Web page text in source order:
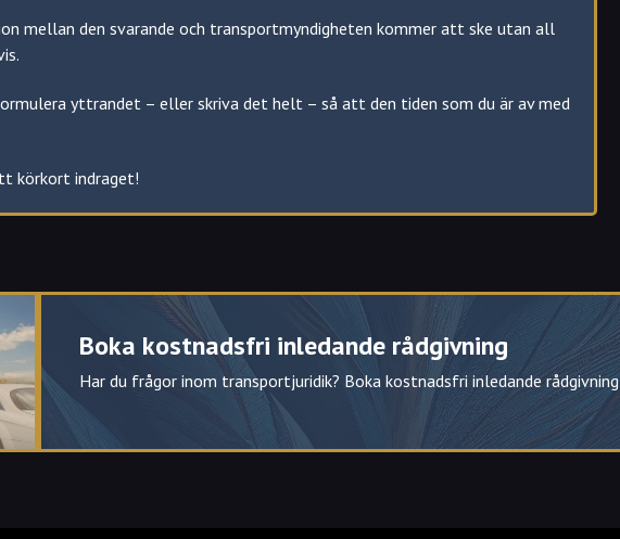
Rönninge
mellan den svarande och transportmyndigheten kommer att ske utan all
yttrandet – eller skriva det helt – så att den tiden som du är av med
körkort indraget!
stöd.
hjälp med t.ex. indraget körkort Södertälje.
Boka kostnadsfri inledande rådgivning
Har du frågor inom transportjuridik? Boka kostnadsfri inledande rådgivning